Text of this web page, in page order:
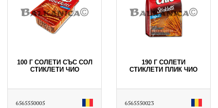
100 Г СОЛЕТИ СЪС СОЛ
СТИКЛЕТИ ЧИО
6565550005
190 Г СОЛЕТИ
СТИКЛЕТИ ПЛИК ЧИО
6565550023